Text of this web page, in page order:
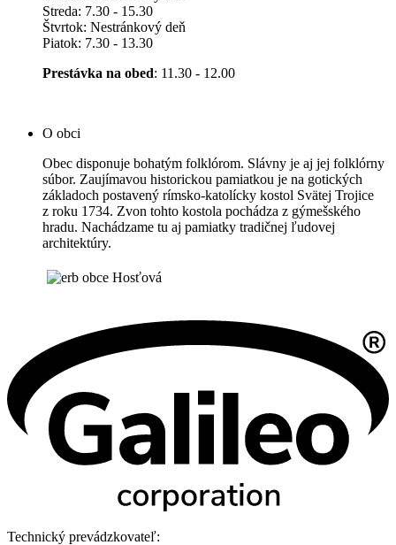
Streda: 7.30 - 15.30
Štvrtok: Nestránkový deň
Piatok: 7.30 - 13.30
Prestávka na obed: 11.30 - 12.00
O obci
Obec disponuje bohatým folklórom. Slávny je aj jej folklórny
súbor. Zaujímavou historickou pamiatkou je na gotických
základoch postavený rímsko-katolícky kostol Svätej Trojice
z roku 1734. Zvon tohto kostola pochádza z gýmešského
hradu. Nachádzame tu aj pamiatky tradičnej ľudovej
architektúry.
Technický prevádzkovateľ: